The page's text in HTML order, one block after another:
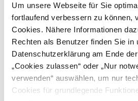
Um unsere Webseite für Sie
fortlaufend verbessern zu können,
Cookies. Nähere Informationen
Rechten als Benutzer finden Sie in
Datenschutzerklärung am Ende
„Cookies zulassen“ oder „Nur
verwenden“ auswählen, um nur
Cookies für grundlegende
Margarete Schramböck
Als ehemalige Wirtschafts- und
verbindet Dr. Margarete
Standorterfahrung mit aktueller
Markt. Seit 2023 arbeitet sie in
und Digitalisierungsprojekten im
Digital und unterstützt u.a. auch